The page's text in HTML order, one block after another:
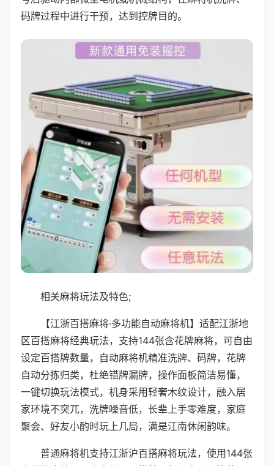
码牌过程中进行干预，达到控牌目的。
相关麻将玩法及特色;
【江浙百搭麻将·多功能自动麻将机】适配江浙地
区百搭麻将经典玩法，支持144张含花牌麻将，可自由
设定百搭牌数量，自动麻将机精准洗牌、码牌，花牌
自动分拣归类，杜绝错牌漏牌，操作面板简洁易懂，
一键切换玩法模式，机身采用轻奢木纹设计，融入居
家环境不突兀，洗牌噪音低，长辈上手零难度，家庭
聚会、好友小酌时玩上几局，满是江南休闲韵味。
普通麻将机支持江浙沪百搭麻将玩法，使用144张